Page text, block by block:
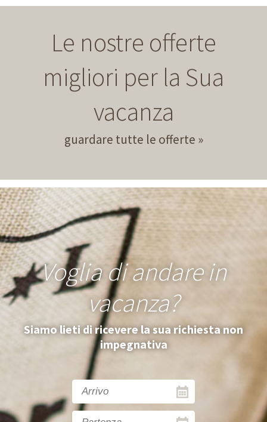
Le nostre offerte
migliori per la Sua
vacanza
guardare tutte le offerte
Voglia di andare in
vacanza?
Siamo lieti di ricevere la sua richiesta non
impegnativa